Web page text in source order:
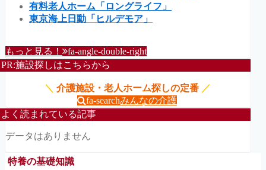
有料老人ホーム「ロングライフ」
東京海上日動「ヒルデモア」
もっと見る！ fa-angle-double-right
PR:施設探しはこちらから
＼ 介護施設・老人ホーム探しの定番 ／
fa-searchみんなの介護
よく読まれている記事
データはありません
特養の基礎知識